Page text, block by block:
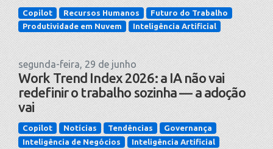
Copilot Recursos Humanos
Futuro do Trabalho
Produtividade em Nuvem
Inteligência Artificial
segunda-feira, 29 de junho
Work Trend Index 2026: a IA não vai
redefinir o trabalho sozinha — a adoção
vai
Copilot Notícias Tendências
Governança
Inteligência de Negócios
Inteligência Artificial